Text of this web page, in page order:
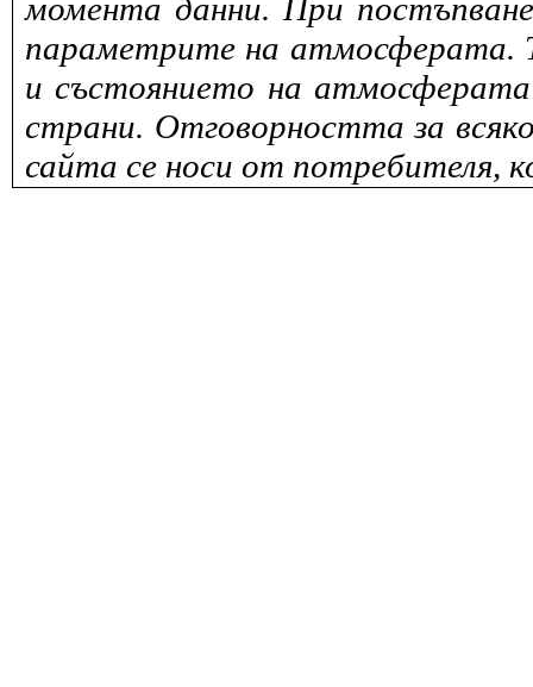
момента данни. При
параметрите на атмосферата.
и състоянието на
страни. Отговорността за
сайта се носи от потребителя,